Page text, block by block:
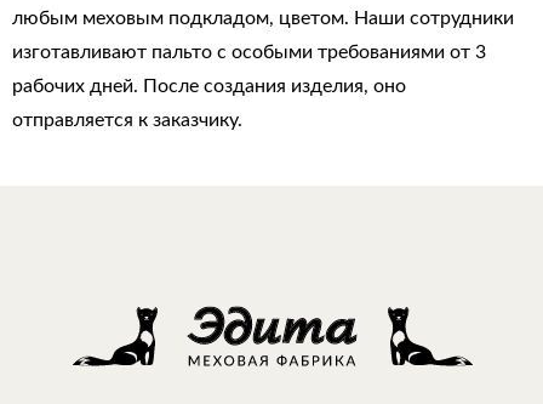
любым меховым подкладом, цветом. Наши сотрудники
изготавливают пальто с особыми требованиями от 3
рабочих дней. После создания изделия, оно
отправляется к заказчику.